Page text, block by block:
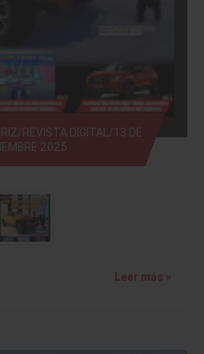
REVISTA DIGITAL/13 DE
2025
Leer más »